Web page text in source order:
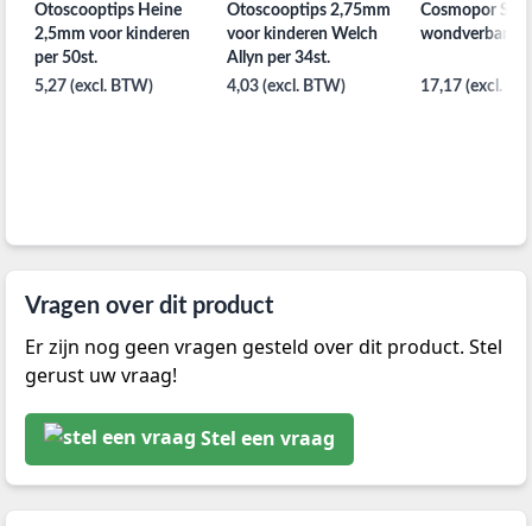
Otoscooptips Heine
2,5mm voor kinderen
per 50st.
5,27 (excl. BTW)
Otoscooptips 2,75mm
voor kinderen Welch
Allyn per 34st.
4,03 (excl. BTW)
Cosmopor
wondverband
17,17 (excl.
Vragen over dit product
Er zijn nog geen vragen gesteld over dit product. Stel
gerust uw vraag!
Stel een vraag